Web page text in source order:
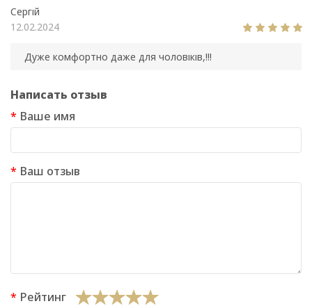
Сергій
12.02.2024
Дуже комфортно даже для чоловіків,!!!
Написать отзыв
Ваше имя
Ваш отзыв
Рейтинг